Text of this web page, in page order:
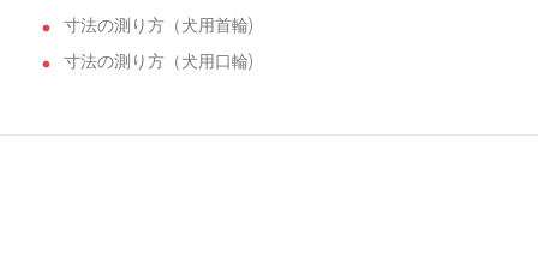
寸法の測り方（犬用首輪)
寸法の測り方（犬用口輪)